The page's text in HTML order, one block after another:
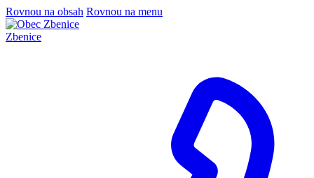
Rovnou na obsah Rovnou na menu
Zbenice